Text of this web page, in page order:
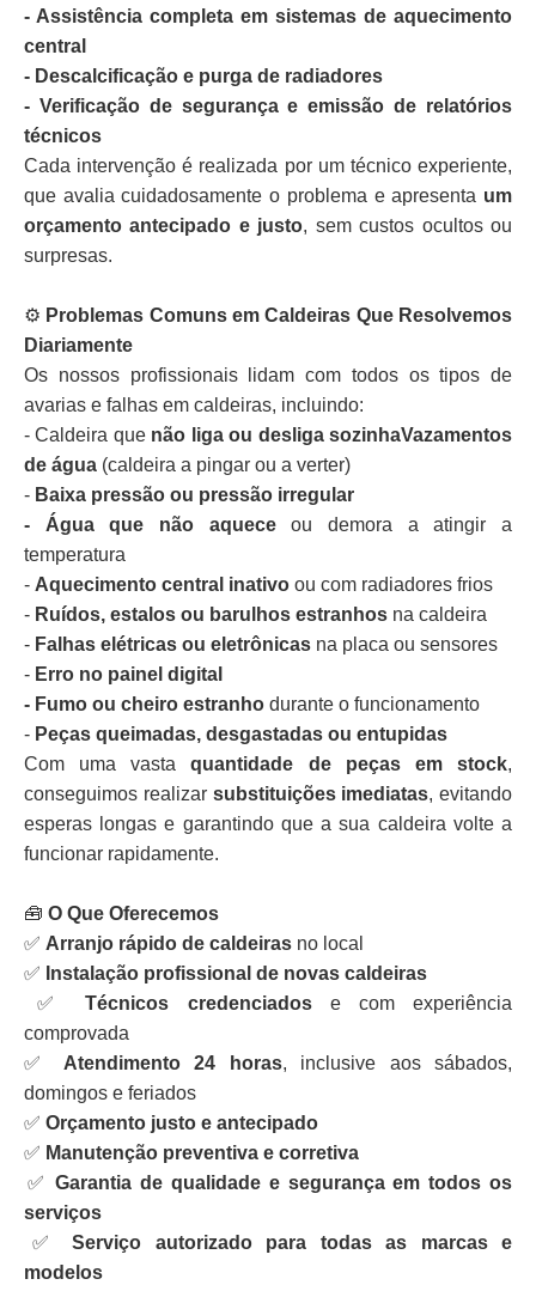
- Assistência completa em sistemas de aquecimento
central
- Descalcificação e purga de radiadores
- Verificação de segurança e emissão de relatórios
técnicos
Cada intervenção é realizada por um técnico experiente,
que avalia cuidadosamente o problema e apresenta um
orçamento antecipado e justo, sem custos ocultos ou
surpresas.
⚙️ Problemas Comuns em Caldeiras Que Resolvemos
Diariamente
Os nossos profissionais lidam com todos os tipos de
avarias e falhas em caldeiras, incluindo:
- Caldeira que não liga ou desliga sozinhaVazamentos
de água (caldeira a pingar ou a verter)
- Baixa pressão ou pressão irregular
- Água que não aqueceou demora a atingir a
temperatura
- Aquecimento central inativo ou com radiadores frios
- Ruídos, estalos ou barulhos estranhos na caldeira
- Falhas elétricas ou eletrônicas na placa ou sensores
- Erro no painel digital
- Fumo ou cheiro estranho durante o funcionamento
- Peças queimadas, desgastadas ou entupidas
Com uma vastaquantidade de peças em stock,
conseguimos realizar substituições imediatas, evitando
esperas longas e garantindo que a sua caldeira volte a
funcionar rapidamente.
🧰 O Que Oferecemos
✅ Arranjo rápido de caldeiras no local
✅ Instalação profissional de novas caldeiras
✅Técnicos credenciadose com experiência
comprovada
✅ Atendimento 24 horas, inclusive aos sábados,
domingos e feriados
✅ Orçamento justo e antecipado
✅ Manutenção preventiva e corretiva
✅Garantia de qualidade e segurança em todos os
serviços
✅Serviço autorizado para todas as marcas e
modelos